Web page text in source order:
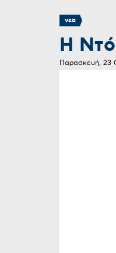
νεα
Η
Παρασκευή, 23